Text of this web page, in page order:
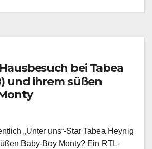
Hausbesuch bei Tabea
und ihrem süßen
„Unter uns“-Star Tabea Heynig
Baby-Boy Monty? Ein RTL-